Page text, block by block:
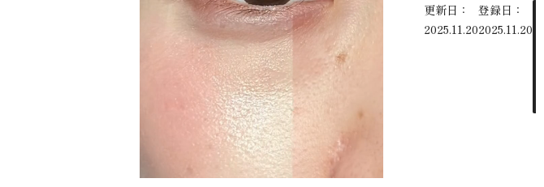
更新日：
2025.11.20
登録日：
2025.11.20